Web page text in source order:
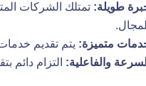
طويلة: تمتلك الشركات
المجال.
متميزة: يتم تقديم
السرعة والفاعلية: التزام